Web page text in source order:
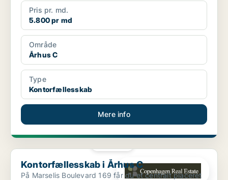
Pris pr. md.
5.800 pr md
Område
Århus C
Type
Kontorfællesskab
Mere info
Kontorfællesskab i Århus C
Kontorfællesskab i Århus C
På Marselis Boulevard 169 får du et centralt placeret